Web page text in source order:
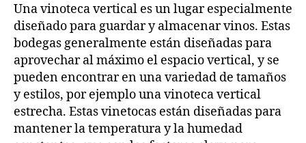
Una vinoteca vertical es un lugar especialmente
diseñado para guardar y almacenar vinos. Estas
bodegas generalmente están diseñadas para
aprovechar al máximo el espacio vertical, y se
pueden encontrar en una variedad de tamaños
y estilos, por ejemplo una vinoteca vertical
estrecha. Estas vinetocas están diseñadas para
mantener la temperatura y la humedad